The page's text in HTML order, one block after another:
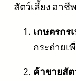
สัตว์เลี้ยง อาชี
เกษตรกร
กระต่ายเ
ค้าขายสัต